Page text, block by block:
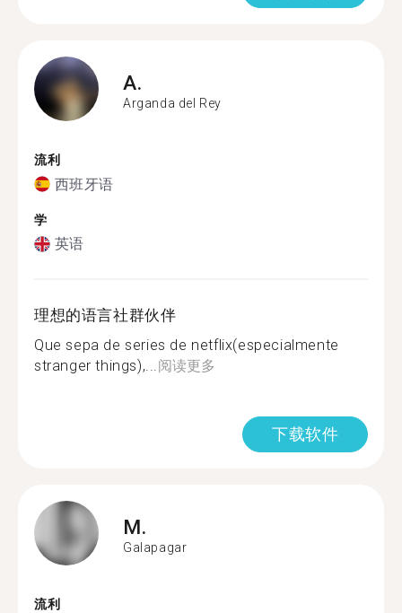
A.
Arganda del Rey
流利
西班牙语
学
英语
理想的语言社群伙伴
Que sepa de series de netflix(especialmente
stranger things),...阅读更多
下载软件
M.
Galapagar
流利